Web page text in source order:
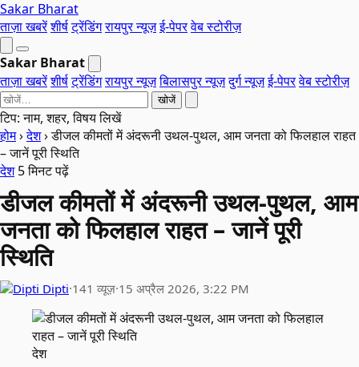
Sakar Bharat
ताज़ा खबरेंशीर्षट्रेंडिंगरायपुर न्यूज़ई-पेपरवेब स्टोरीज़
Sakar Bharat
ताज़ा खबरेंशीर्षट्रेंडिंगरायपुर न्यूज़बिलासपुर न्यूज़दुर्ग न्यूज़ई-पेपरवेब स्टोरीज़
खोजें
टिप: नाम, शहर, विषय लिखें
होम›देश›डीजल कीमतों में अंदरूनी उथल-पुथल, आम जनता को फिलहाल राहत
– जानें पूरी स्थिति
देश 5 मिनट पढ़ें
डीजल कीमतों में अंदरूनी उथल-पुथल, आम
जनता को फिलहाल राहत – जानें पूरी
स्थिति
Dipti·141 व्यूज़·15 अप्रैल 2026, 3:22 PM
देश